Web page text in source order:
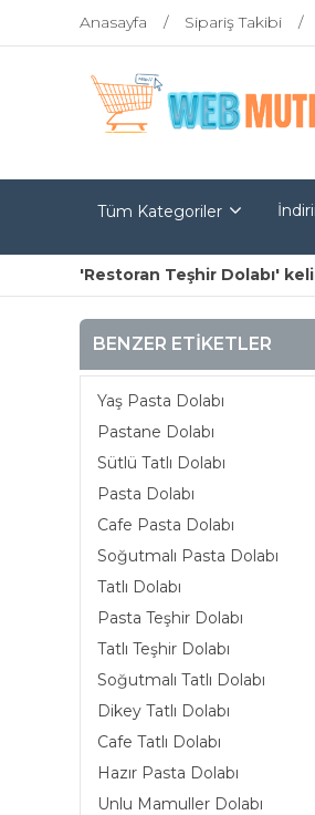
Anasayfa Sipariş Takibi
Tüm Kategoriler
'Restoran Teşhir Dolabı'
BENZER ETIKETLER
Yaş Pasta Dolabı
Pastane Dolabı
Sütlü Tatlı Dolabı
Pasta Dolabı
Cafe Pasta Dolabı
Soğutmalı Pasta Dolabı
Tatlı Dolabı
Pasta Teşhir Dolabı
Tatlı Teşhir Dolabı
Soğutmalı Tatlı Dolabı
Dikey Tatlı Dolabı
Cafe Tatlı Dolabı
Hazır Pasta Dolabı
Unlu Mamuller Dolabı